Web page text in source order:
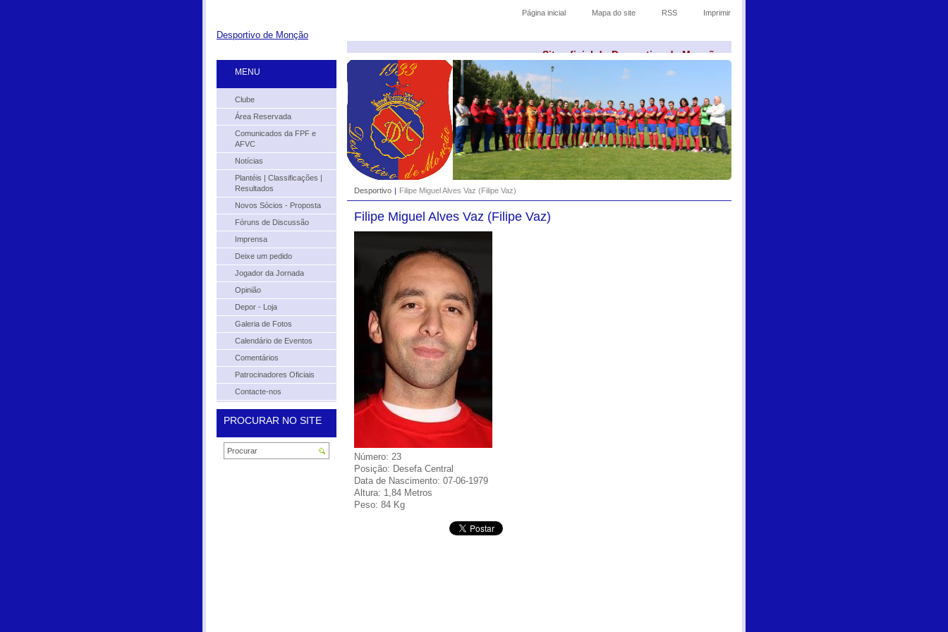
Desportivo de Monção
Site oficial do Desportivo de Monção
Desportivo | Filipe Miguel Alves Vaz (Filipe Vaz)
Filipe Miguel Alves Vaz (Filipe Vaz)
Número: 23
Posição: Desefa Central
Data de Nascimento: 07-06-1979
Altura: 1,84 Metros
Peso: 84 Kg
MENU
Clube
Área Reservada
Comunicados da FPF e
AFVC
Notícias
Plantéis | Classificações |
Resultados
Novos Sócios - Proposta
Fóruns de Discussão
Imprensa
Deixe um pedido
Jogador da Jornada
Opinião
Depor - Loja
Galeria de Fotos
Calendário de Eventos
Comentários
Patrocinadores Oficiais
Contacte-nos
PROCURAR NO SITE
Página inicial Mapa do site RSS Imprimir